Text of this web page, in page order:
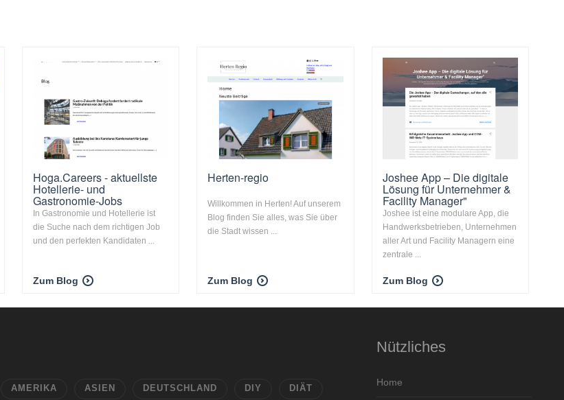
Hoga.Careers - aktuellste
Hotellerie- und
Gastronomie-Jobs
In Gastronomie und Hotellerie ist
die Suche nach dem richtigen Job
und den perfekten Kandidaten ...
Zum Blog
Herten-regio
Willkommen in Herten! Auf unserem
Blog finden Sie alles, was Sie über
die Stadt wissen ...
Zum Blog
Joshee App – Die digitale
Lösung für Unternehmer &
Facility Manager"
Joshee ist eine modulare App, die
Handwerksbetrieben, Unternehmen
aller Art und Facility Managern eine
zentrale ...
Zum Blog
AMERIKA ASIEN DEUTSCHLAND DIY DIÄT
Nützliches
Home